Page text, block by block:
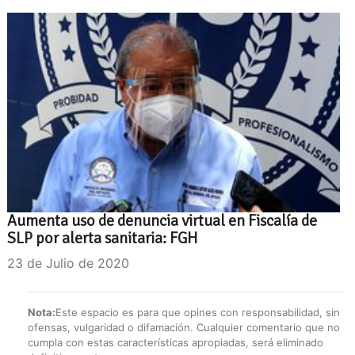
Aumenta uso de denuncia virtual en Fiscalía de
SLP por alerta sanitaria: FGH
23 de Julio de 2020
Nota:Este espacio es para que opines con responsabilidad, sin
ofensas, vulgaridad o difamación. Cualquier comentario que no
cumpla con estas características apropiadas, será eliminado